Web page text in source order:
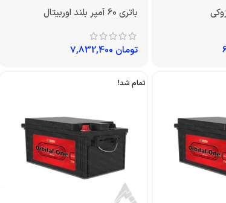
باتری 60 آمپر بلند اوربیتال
تومان
تمام شد!